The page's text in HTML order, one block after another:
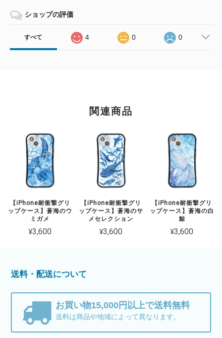
ショップの評価
すべて 4 0 0
関連商品
【iPhone耐衝撃グリ
ップケース】蒼海のウ
ミガメ
¥3,600
【iPhone耐衝撃グリ
ップケース】蒼海のサ
メセレクション
¥3,600
【iPhone耐衝撃グリ
ップケース】蒼海の白
鯨
¥3,600
送料・配送について
お買い物15,000円以上で送料無料
送料は商品や地域によって異なります。